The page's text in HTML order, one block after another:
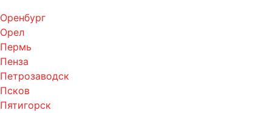
Оренбург
Орел
Пермь
Пенза
Петрозаводск
Псков
Пятигорск